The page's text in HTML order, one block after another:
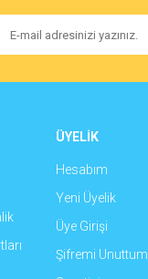
ÜYELİK
Hesabım
Yeni Üyelik
Üye Girişi
Şifremi Unuttum